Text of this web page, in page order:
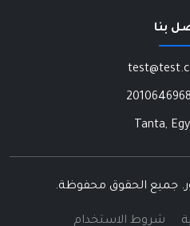
بنا
شروط الاستخدام